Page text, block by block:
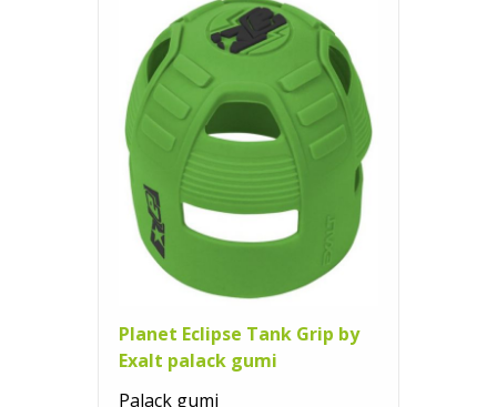
Planet Eclipse Tank Grip by
Exalt palack gumi
Palack gumi